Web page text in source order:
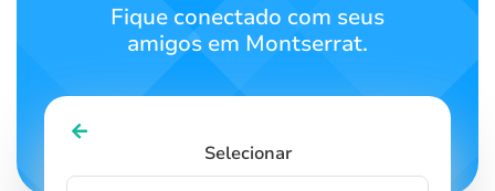
Fique conectado com seus
amigos em Montserrat.
Selecionar